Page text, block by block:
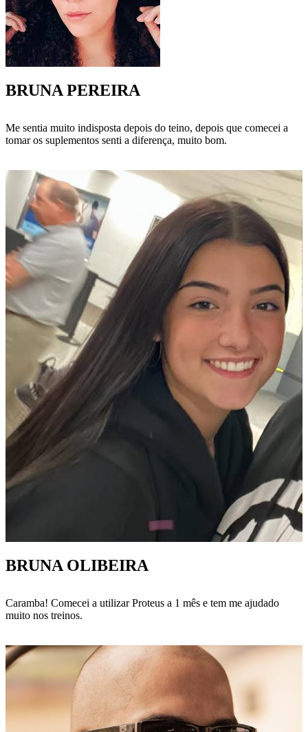
BRUNA PEREIRA
Me sentia muito indisposta depois do teino, depois que comecei a
tomar os suplementos senti a diferença, muito bom.
BRUNA OLIBEIRA
Caramba! Comecei a utilizar Proteus a 1 mês e tem me ajudado
muito nos treinos.